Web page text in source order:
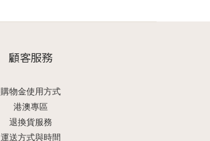
顧客服務
購物金使用方式
港澳專區
退換貨服務
運送方式與時間